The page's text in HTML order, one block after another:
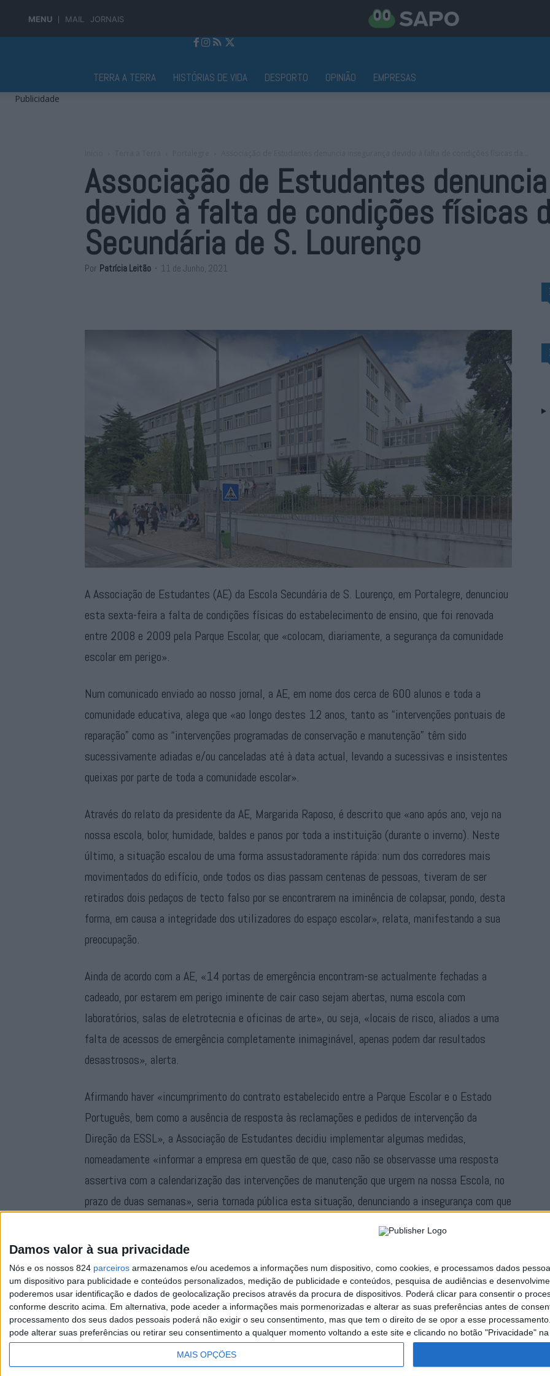
Damos valor à sua privacidade
Nós e os nossos 824 parceiros armazenamos e/ou acedemos a informações num dispositivo, como cookies, e processamos dados
um dispositivo para publicidade e conteúdos personalizados, medição de publicidade e conteúdos, pesquisa de audiências e
poderemos usar identificação e dados de geolocalização precisos através da procura de dispositivos. Poderá clicar para consentir o
conforme descrito acima. Em alternativa, pode aceder a informações mais pormenorizadas e alterar as suas preferências antes de
processamento dos seus dados pessoais poderá não exigir o seu consentimento, mas que tem o direito de se opor a esse
pode alterar suas preferências ou retirar seu consentimento a qualquer momento voltando a este site e clicando no botão "Privacidade"
MAIS OPÇÕES
MENU MAIL JORNAIS
TERRA A TERRA HISTÓRIAS DE VIDA DESPORTO OPINIÃO EMPRESAS
Publicidade
Associação de Estudantes
devido à falta de condições físicas
Secundária de S. Lourenço
Por Patrícia Leitão - 11 de Junho, 2021
A Associação de Estudantes (AE) da Escola Secundária de S. Lourenço, em Portalegre, denunciou
esta sexta-feira a falta de condições físicas do estabelecimento de ensino, que foi renovada
entre 2008 e 2009 pela Parque Escolar, que «colocam, diariamente, a segurança da comunidade
escolar em perigo».
Num comunicado enviado ao nosso jornal, a AE, em nome dos cerca de 600 alunos e toda a
comunidade educativa, alega que «ao longo destes 12 anos, tanto as “intervenções pontuais de
reparação” como as “intervenções programadas de conservação e manutenção” têm sido
sucessivamente adiadas e/ou canceladas até à data actual, levando a sucessivas e insistentes
queixas por parte de toda a comunidade escolar».
Através do relato da presidente da AE, Margarida Raposo, é descrito que «ano após ano, vejo na
nossa escola, bolor, humidade, baldes e panos por toda a instituição (durante o inverno). Neste
último, a situação escalou de uma forma assustadoramente rápida: num dos corredores mais
movimentados do edifício, onde todos os dias passam centenas de pessoas, tiveram de ser
retirados dois pedaços de tecto falso por se encontrarem na iminência de colapsar, pondo, desta
forma, em causa a integridade dos utilizadores do espaço escolar», relata, manifestando a sua
preocupação.
Ainda de acordo com a AE, «14 portas de emergência encontram-se actualmente fechadas a
cadeado, por estarem em perigo iminente de cair caso sejam abertas, numa escola com
laboratórios, salas de eletrotecnia e oficinas de arte», ou seja, «locais de risco, aliados a uma
falta de acessos de emergência completamente inimaginável, apenas podem dar resultados
desastrosos», alerta.
Afirmando haver «incumprimento do contrato estabelecido entre a Parque Escolar e o Estado
Português, bem como a ausência de resposta às reclamações e pedidos de intervenção da
Direção da ESSL», a Associação de Estudantes decidiu implementar algumas medidas,
nomeadamente «informar a empresa em questão de que, caso não se observasse uma resposta
assertiva com a calendarização das intervenções de manutenção que urgem na nossa Escola, no
prazo de duas semanas», seria tornada pública esta situação, denunciando a insegurança com que
escolar frequentam os espaços físicos deste estabelcimento de ensino.
Publicidade
RSS X
Quem Somos Contactos Assinaturas Publicidade Política de Privacidade Estatuto Editorial